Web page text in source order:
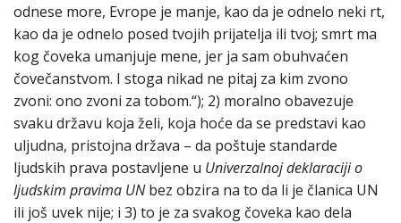
odnese more, Evrope je manje, kao da je odnelo neki rt,
kao da je odnelo posed tvojih prijatelja ili tvoj; smrt ma
kog čoveka umanjuje mene, jer ja sam obuhvaćen
čovečanstvom. I stoga nikad ne pitaj za kim zvono
zvoni: ono zvoni za tobom.“); 2) moralno obavezuje
svaku državu koja želi, koja hoće da se predstavi kao
uljudna, pristojna država – da poštuje standarde
ljudskih prava postavljene u Univerzalnoj deklaraciji o
ljudskim pravima UNbez obzira na to da li je članica UN
ili još uvek nije; i 3) to je za svakog čoveka kao dela